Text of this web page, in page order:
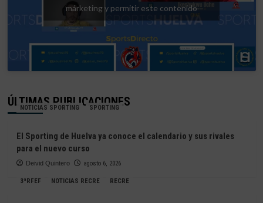
márketing y permitir este contenido
ÚLTIMAS PUBLICACIONES
NOTICIAS SPORTING SPORTING
El Sporting de Huelva ya conoce el calendario y sus rivales
para el nuevo curso
Deivid Quintero agosto 6, 2026
3ªRFEF NOTICIAS RECRE RECRE